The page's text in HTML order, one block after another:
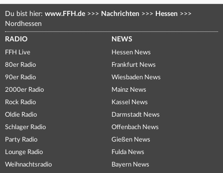
Du bist hier: www.FFH.de >>> Nachrichten >>> Hessen >>>
Nordhessen
RADIO
FFH Live
80er Radio
90er Radio
2000er Radio
Rock Radio
Oldie Radio
Schlager Radio
Party Radio
Lounge Radio
Weihnachtsradio
NEWS
Hessen News
Frankfurt News
Wiesbaden News
Mainz News
Kassel News
Darmstadt News
Offenbach News
Gießen News
Fulda News
Bayern News